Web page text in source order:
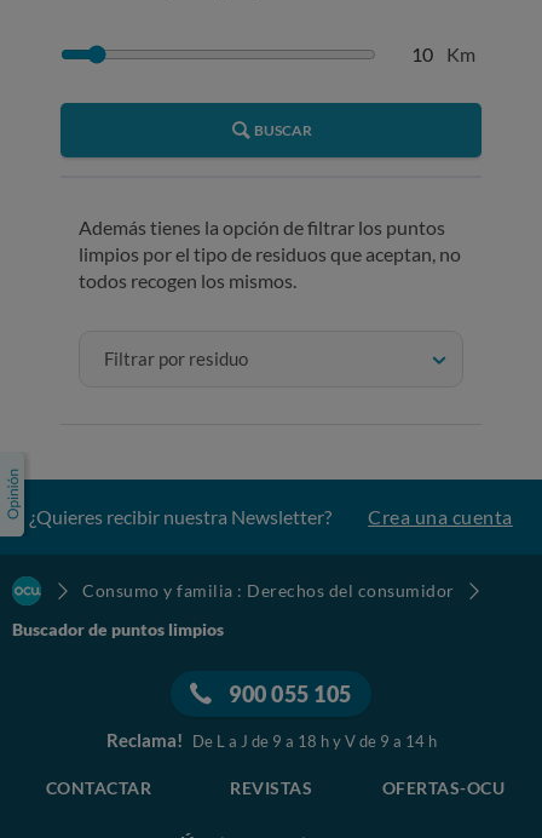
10 Km
BUSCAR
Además tienes la opción de filtrar los puntos
limpios por el tipo de residuos que aceptan, no
todos recogen los mismos.
Filtrar por residuo
¿Quieres recibir nuestra Newsletter? Crea una cuenta
Consumo y familia : Derechos del consumidor
Buscador de puntos limpios
900 055 105
Reclama! De L a J de 9 a 18 h y V de 9 a 14 h
CONTACTAR REVISTAS OFERTAS-OCU